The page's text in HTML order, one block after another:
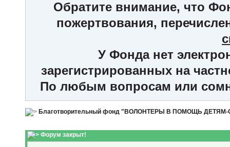
Обратите внимание, что
пожертвования,
У Фонда нет
зарегистрированных на
По любым вопросам или
Благотворительный фонд "ВОЛОНТЕРЫ В ПОМОЩЬ
Форум закрыт!